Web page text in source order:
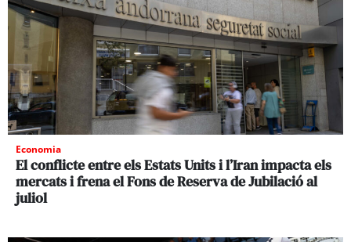
Economia
El conflicte entre els Estats Units i l’Iran impacta els
mercats i frena el Fons de Reserva de Jubilació al
juliol